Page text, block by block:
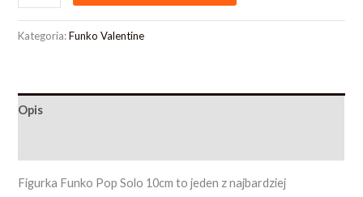
Kategoria:Funko Valentine
Opis
Figurka Funko Pop Solo 10cm to jeden z najbardziej